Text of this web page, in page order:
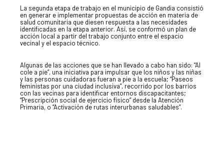
La segunda etapa de trabajo en el municipio de Gandia consistió
en generar e implementar propuestas de acción en materia de
salud comunitaria que diesen respuesta a las necesidades
identificadas en la etapa anterior. Así, se conformó un plan de
acción local a partir del trabajo conjunto entre el espacio
vecinal y el espacio técnico.
Algunas de las acciones que se han llevado a cabo han sido: “Al
cole a pie”, una iniciativa para impulsar que los niños y las niñas
y las personas cuidadoras fueran a pie a la escuela; “Paseos
feministas por una ciudad inclusiva”, recorrido por los barrios
con las vecinas para identificar entornos discapacitantes;
“Prescripción social de ejercicio físico” desde la Atención
Primaria, o “Activación de rutas interurbanas saludables”.